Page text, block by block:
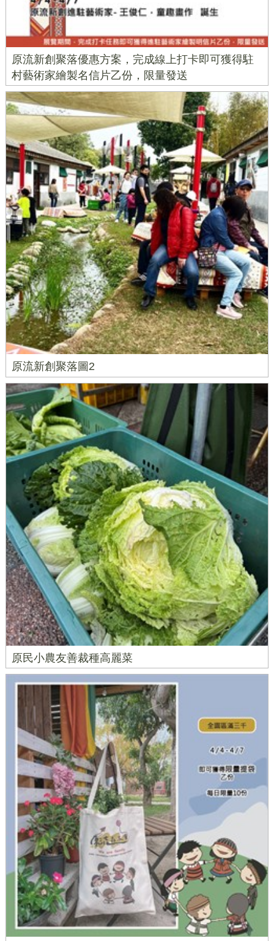
原流新創聚落優惠方案，完成線上打卡即可獲得駐
村藝術家繪製名信片乙份，限量發送
原流新創聚落圖2
原民小農友善裁種高麗菜